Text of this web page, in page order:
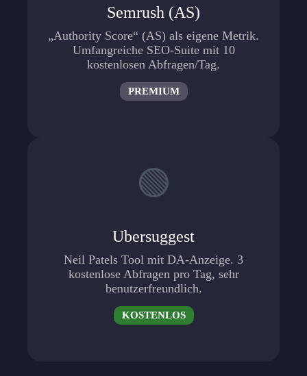
Semrush (AS)
„Authority Score“ (AS) als eigene Metrik.
Umfangreiche SEO-Suite mit 10
kostenlosen Abfragen/Tag.
PREMIUM
🟢
Ubersuggest
Neil Patels Tool mit DA-Anzeige. 3
kostenlose Abfragen pro Tag, sehr
benutzerfreundlich.
KOSTENLOS